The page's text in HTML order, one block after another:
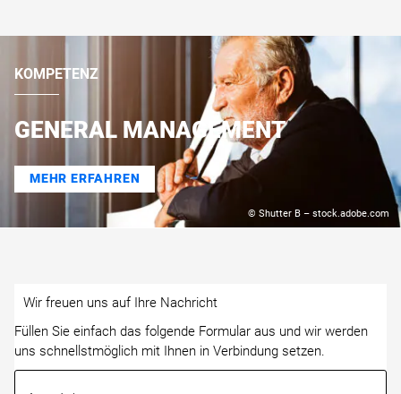
© Shutter B – stock.adobe.com
KOMPETENZ
GENERAL MANAGEMENT
MEHR ERFAHREN
Wir freuen uns auf Ihre Nachricht
Füllen Sie einfach das folgende Formular aus und wir werden
uns schnellstmöglich mit Ihnen in Verbindung setzen.